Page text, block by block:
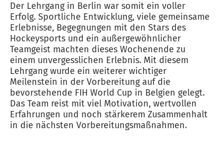
Der Lehrgang in Berlin war somit ein voller
Erfolg. Sportliche Entwicklung, viele gemeinsame
Erlebnisse, Begegnungen mit den Stars des
Hockeysports und ein außergewöhnlicher
Teamgeist machten dieses Wochenende zu
einem unvergesslichen Erlebnis. Mit diesem
Lehrgang wurde ein weiterer wichtiger
Meilenstein in der Vorbereitung auf die
bevorstehende FIH World Cup in Belgien gelegt.
Das Team reist mit viel Motivation, wertvollen
Erfahrungen und noch stärkerem Zusammenhalt
in die nächsten Vorbereitungsmaßnahmen.